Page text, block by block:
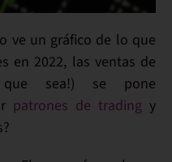
ve un gráfico de lo que
en 2022, las ventas de
sea!) se pone
patrones de trading y